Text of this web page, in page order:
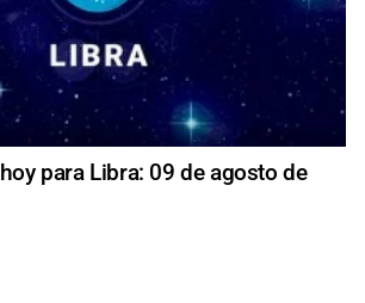
para Libra: 09 de agosto de